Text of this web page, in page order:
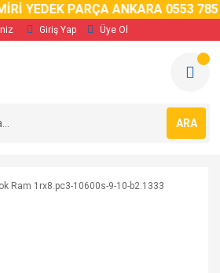
YEDEK PARÇA ANKARA 0553 785
Giriş Yap Üye Ol
ARA